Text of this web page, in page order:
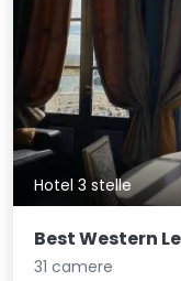
Hotel 3 stelle
Best Western
31 camere